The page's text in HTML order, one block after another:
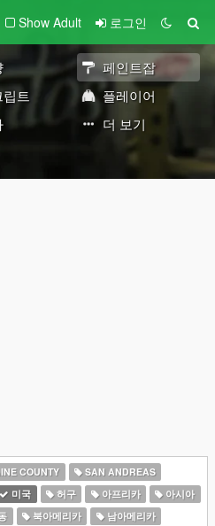
Show Adult 로그인
페인트잡
트
플레이어
더 보기
COUNTY
SAN ANDREAS
미국 허구 아프리카
아시아
북아메리카 남아메리카